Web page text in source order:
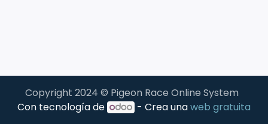
Copyright 2024 © Pigeon Race Online System
Con tecnología de
- Crea unaweb gratuita